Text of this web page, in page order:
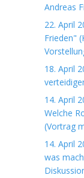
Andreas
22. April
Frieden"
18. April
14. April
Welche
(Vortrag
14. April
was